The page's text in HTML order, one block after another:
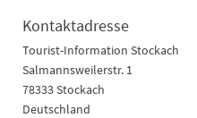
Kontaktadresse
Tourist-Information Stockach
Salmannsweilerstr. 1
78333 Stockach
Deutschland